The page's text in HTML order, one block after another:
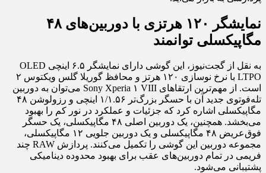
نمایشگر ۱۲۰ هرتزی با دوربین‌های ۴۸
مگاپیکسلی توانمند
به نقل از گجت‌نیوز، این گوشی دارای نمایشگر ۶.۵ اینچی OLED
LTPO با نرخ نوسازی ۱۲۰ هرتز و محافظ گوریلا گلس ویکتوس ۲
است. از مهم‌ترین ارتقاهای Sony Xperia ۱ VIII می‌توان به دوربین
تله‌فوتوی جدید آن با حسگر بزرگ‌تر ۱/۱.۵۶ اینچی و رزولوشن ۴۸
مگاپیکسلی اشاره کرد که جزئیات و عملکرد در نور کم را بهبود
می‌بخشد. همچنین، یک دوربین اصلی ۴۸ مگاپیکسلی، یک حسگر
فوق‌عریض ۴۸ مگاپیکسلی و یک دوربین جلویی ۱۲ مگاپیکسلی،
مجموعه دوربین این گوشی را تکمیل می‌کنند. پردازش RAW چند
فریمی در تمام دوربین‌های عقب برای بهبود محدوده دینامیکی
پشتیبانی می‌شود.